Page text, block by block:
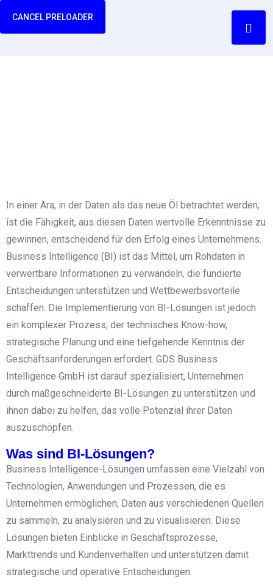
CANCEL PRELOADER
In einer Ära, in der Daten als das neue Öl betrachtet werden,
ist die Fähigkeit, aus diesen Daten wertvolle Erkenntnisse zu
gewinnen, entscheidend für den Erfolg eines Unternehmens.
Business Intelligence (BI) ist das Mittel, um Rohdaten in
verwertbare Informationen zu verwandeln, die fundierte
Entscheidungen unterstützen und Wettbewerbsvorteile
schaffen. Die Implementierung von BI-Lösungen ist jedoch
ein komplexer Prozess, der technisches Know-how,
strategische Planung und eine tiefgehende Kenntnis der
Geschäftsanforderungen erfordert. GDS Business
Intelligence GmbH ist darauf spezialisiert, Unternehmen
durch maßgeschneiderte BI-Lösungen zu unterstützen und
ihnen dabei zu helfen, das volle Potenzial ihrer Daten
auszuschöpfen.
Was sind BI-Lösungen?
Business Intelligence-Lösungen umfassen eine Vielzahl von
Technologien, Anwendungen und Prozessen, die es
Unternehmen ermöglichen, Daten aus verschiedenen Quellen
zu sammeln, zu analysieren und zu visualisieren. Diese
Lösungen bieten Einblicke in Geschäftsprozesse,
Markttrends und Kundenverhalten und unterstützen damit
strategische und operative Entscheidungen.